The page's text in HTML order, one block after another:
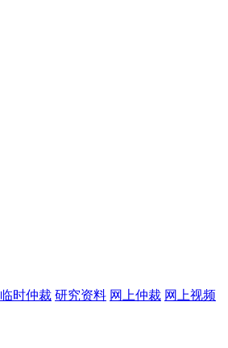
临时仲裁 研究资料 网上仲裁 网上视频